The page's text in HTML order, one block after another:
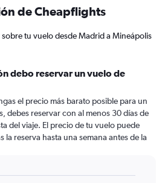
de Cheapflights
sobre tu vuelo desde Madrid a Mineápolis
debo reservar un vuelo de
el precio más barato posible para un
debes reservar con al menos 30 días de
del viaje. El precio de tu vuelo puede
la reserva hasta una semana antes de la